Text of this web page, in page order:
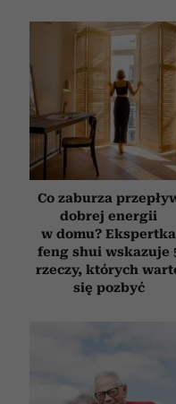
Co zaburza
dobrej energii
w domu? Ekspertka
feng shui wskazuje
rzeczy, których
się pozbyć